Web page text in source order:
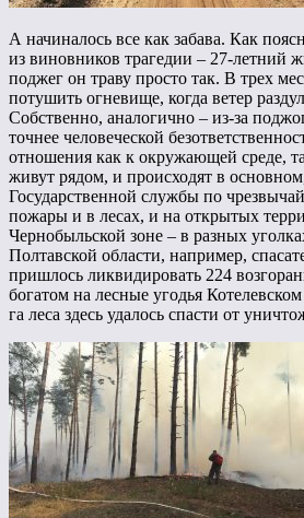
А начиналось все как забава. Как
из виновников трагедии – 27-летний
поджег он траву просто так. В трех
потушить огневище, когда ветер
Собственно, аналогично – из-за
точнее человеческой
отношения как к окружающей среде,
живут рядом, и происходят в
Государственной службы по
пожары и в лесах, и на открытых
Чернобыльской зоне – в разных
Полтавской области, например,
пришлось ликвидировать 224
богатом на лесные угодья
га леса здесь удалось спасти от